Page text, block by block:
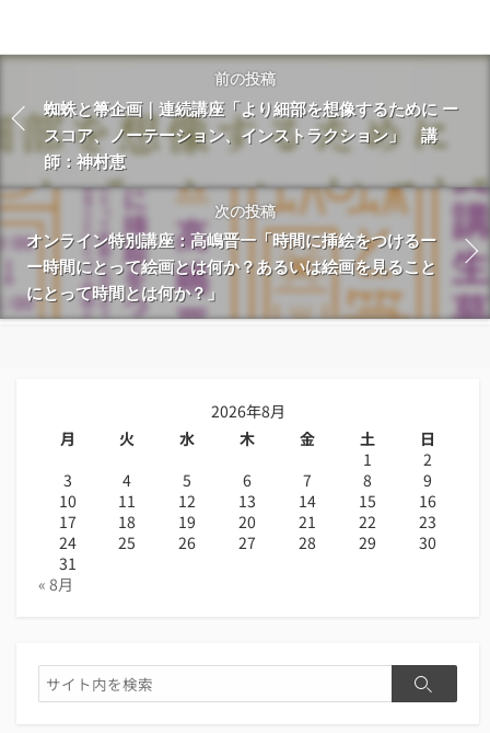
る
前の投稿
蜘蛛と箒企画｜連続講座「より細部を想像するために ー
スコア、ノーテーション、インストラクション」 講
師：神村恵
次の投稿
オンライン特別講座：高嶋晋一「時間に挿絵をつけるー
ー時間にとって絵画とは何か？あるいは絵画を見ること
にとって時間とは何か？」
2026年8月
月
火 水 木 金 土
日
1
2
3
4 5 6 7 8
9
10
11 12 13 14 15
16
17
18 19 20 21 22
23
24
25 26 27 28 29
30
31
« 8月
検
索
検